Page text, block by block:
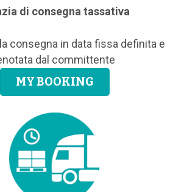
di consegna tassativa
consegna in data fissa definita e
dal committente
MY BOOKING